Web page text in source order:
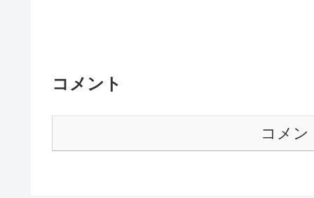
コメント
コメン